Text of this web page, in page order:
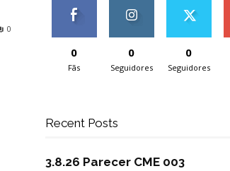
0
0
Fãs
0
Seguidores
0
Seguidores
Recent Posts
3.8.26 Parecer CME 003